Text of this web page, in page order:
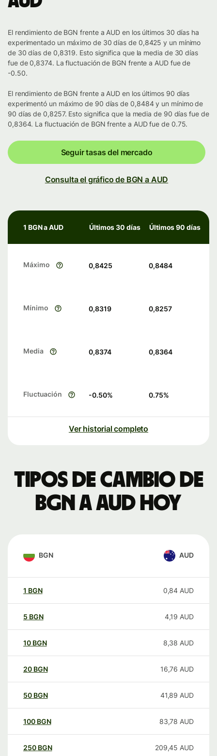
El rendimiento de BGN frente a AUD en los últimos 30 días ha
experimentado un máximo de 30 días de 0,8425 y un mínimo
de 30 días de 0,8319. Esto significa que la media de 30 días
fue de 0,8374. La fluctuación de BGN frente a AUD fue de
-0.50.
El rendimiento de BGN frente a AUD en los últimos 90 días
experimentó un máximo de 90 días de 0,8484 y un mínimo de
90 días de 0,8257. Esto significa que la media de 90 días fue de
0,8364. La fluctuación de BGN frente a AUD fue de 0.75.
Seguir tasas del mercado
Consulta el gráfico de BGN a AUD
1 BGN a AUD Últimos 30 días Últimos 90 días
Máximo 0,8425 0,8484
Mínimo 0,8319 0,8257
Media 0,8374 0,8364
Fluctuación -0.50% 0.75%
Ver historial completo
Tipos de cambio de
BGN a AUD hoy
BGN AUD
1 BGN 0,84 AUD
5 BGN 4,19 AUD
10 BGN 8,38 AUD
20 BGN 16,76 AUD
50 BGN 41,89 AUD
100 BGN 83,78 AUD
250 BGN 209,45 AUD